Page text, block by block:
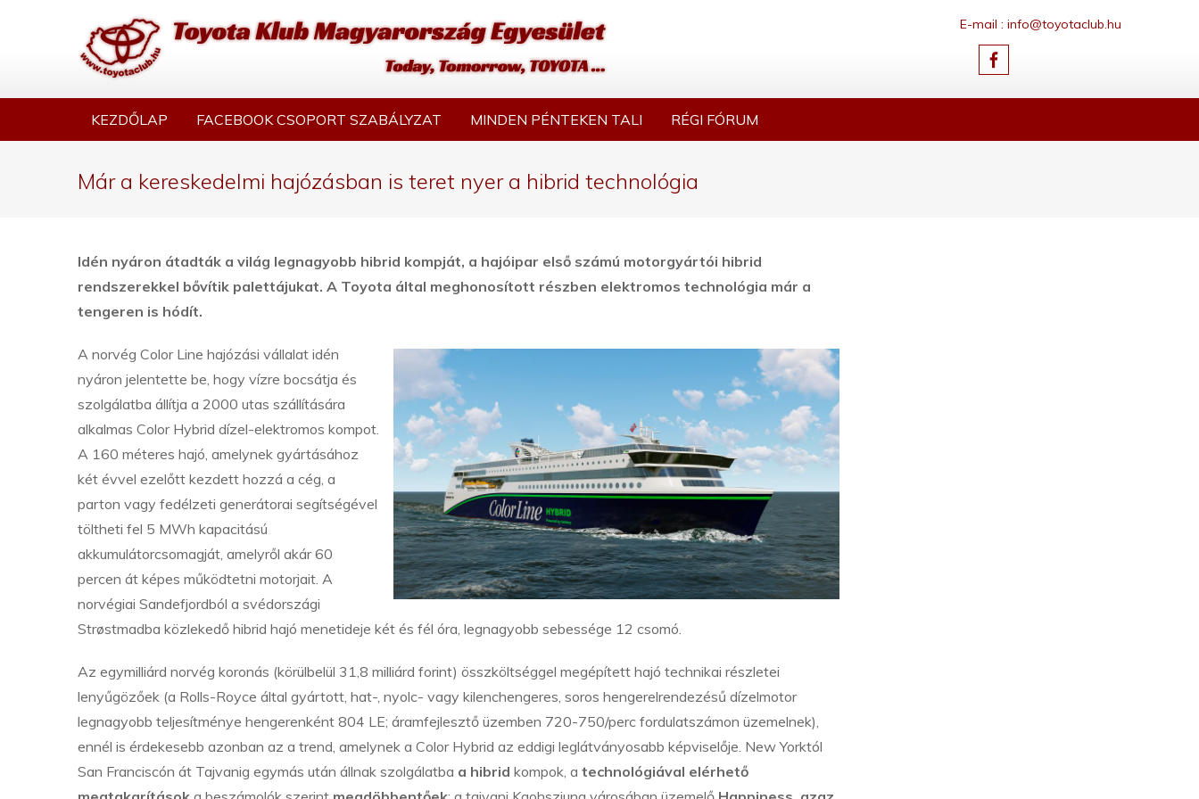
E-mail : info@toyotaclub.hu
KEZDŐLAP FACEBOOK CSOPORT SZABÁLYZAT MINDEN PÉNTEKEN TALI RÉGI FÓRUM
Már a kereskedelmi hajózásban is teret nyer a hibrid technológia
Idén nyáron átadták a világ legnagyobb hibrid kompját, a hajóipar első számú motorgyártói hibrid
rendszerekkel bővítik palettájukat. A Toyota által meghonosított részben elektromos technológia már a
tengeren is hódít.
A norvég Color Line hajózási vállalat idén
nyáron jelentette be, hogy vízre bocsátja és
szolgálatba állítja a 2000 utas szállítására
alkalmas Color Hybrid dízel-elektromos kompot.
A 160 méteres hajó, amelynek gyártásához
két évvel ezelőtt kezdett hozzá a cég, a
parton vagy fedélzeti generátorai segítségével
töltheti fel 5 MWh kapacitású
akkumulátorcsomagját, amelyről akár 60
percen át képes működtetni motorjait. A
norvégiai Sandefjordból a svédországi
Strøstmadba közlekedő hibrid hajó menetideje két és fél óra, legnagyobb sebessége 12 csomó.
Az egymilliárd norvég koronás (körülbelül 31,8 milliárd forint) összköltséggel megépített hajó technikai részletei
lenyűgözőek (a Rolls-Royce által gyártott, hat-, nyolc- vagy kilenchengeres, soros hengerelrendezésű dízelmotor
legnagyobb teljesítménye hengerenként 804 LE; áramfejlesztő üzemben 720-750/perc fordulatszámon üzemelnek),
ennél is érdekesebb azonban az a trend, amelynek a Color Hybrid az eddigi leglátványosabb képviselője. New Yorktól
San Franciscón át Tajvanig egymás után állnak szolgálatba a hibrid kompok, a technológiával elérhető